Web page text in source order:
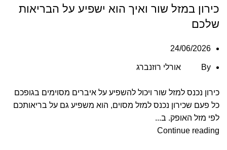
כירון במזל שור ואיך הוא ישפיע על הבריאות
שלכם
24/06/2026
By אורלי רוזנברג
כירון נכנס למזל שור ויכול להשפיע על איברים מסוימים בגופכם
כל פעם שכירון נכנס למזל מסוים, הוא משפיע גם על בריאותכם
לפי מזל האופק. ב...
Continue reading